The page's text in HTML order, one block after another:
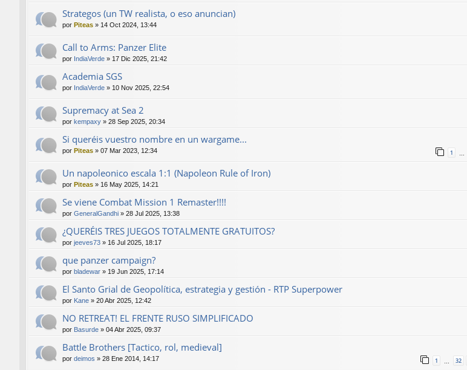
Strategos (un TW realista, o eso anuncian)
por Piteas » 14 Oct 2024, 13:44
Call to Arms: Panzer Elite
por IndiaVerde » 17 Dic 2025, 21:42
Academia SGS
por IndiaVerde » 10 Nov 2025, 22:54
Supremacy at Sea 2
por kempaxy » 28 Sep 2025, 20:34
Si queréis vuestro nombre en un wargame...
por Piteas » 07 Mar 2023, 12:34 1
Un napoleonico escala 1:1 (Napoleon Rule of Iron)
por Piteas » 16 May 2025, 14:21
Se viene Combat Mission 1 Remaster!!!!
por GeneralGandhi » 28 Jul 2025, 13:38
¿QUERÉIS TRES JUEGOS TOTALMENTE GRATUITOS?
por jeeves73 » 16 Jul 2025, 18:17
que panzer campaign?
por bladewar » 19 Jun 2025, 17:14
El Santo Grial de Geopolítica, estrategia y gestión - RTP Superpower
por Kane » 20 Abr 2025, 12:42
NO RETREAT! EL FRENTE RUSO SIMPLIFICADO
por Basurde » 04 Abr 2025, 09:37
Battle Brothers [Tactico, rol, medieval]
por deimos » 28 Ene 2014, 14:17 1 32